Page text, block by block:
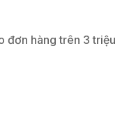
đơn hàng trên 3 triệu